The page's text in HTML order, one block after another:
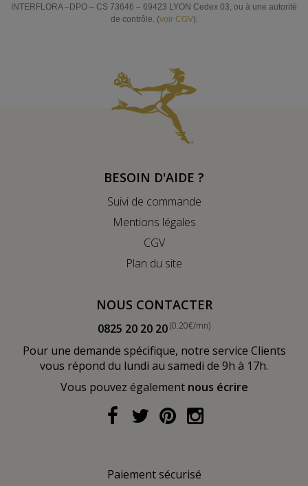
INTERFLORA –DPO – CS 73646 – 69423 LYON Cedex 03, ou à une autorité
de contrôle. (voir CGV).
BESOIN D'AIDE ?
Suivi de commande
Mentions légales
CGV
Plan du site
NOUS CONTACTER
0825 20 20 20(0.20€/mn)
Pour une demande spécifique, notre service Clients
vous répond du lundi au samedi de 9h à 17h.
Vous pouvez également nous écrire
Paiement sécurisé